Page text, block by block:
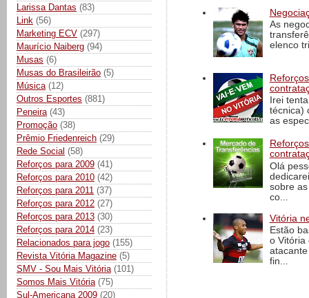
Larissa Dantas (83)
Link (56)
Marketing ECV (297)
Maurício Naiberg (94)
Musas (6)
Musas do Brasileirão (5)
Música (12)
Outros Esportes (881)
Peneira (43)
Promoção (38)
Prêmio Friedenreich (29)
Rede Social (58)
Reforços para 2009 (41)
Reforços para 2010 (42)
Reforços para 2011 (37)
Reforços para 2012 (27)
Reforços para 2013 (30)
Reforços para 2014 (23)
Relacionados para jogo (155)
Revista Vitória Magazine (5)
SMV - Sou Mais Vitória (101)
Somos Mais Vitória (75)
Sul-Americana 2009 (20)
As
elenco
Irei
técnica)
as
Olá
sobre
co...
Vitória
Estão
o Vitória
fin...